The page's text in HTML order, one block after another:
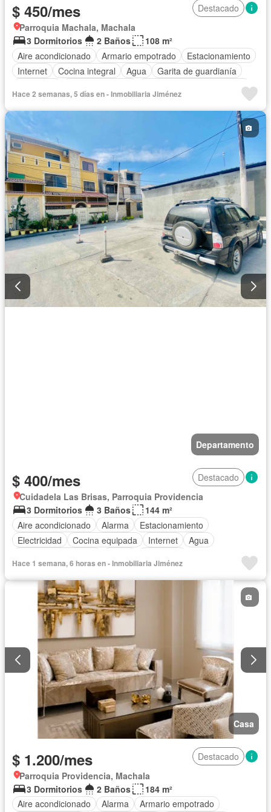
$ 450/mes
Destacado
Parroquia Machala, Machala
3 Dormitorios
2 Baños
108 m²
Aire acondicionado
Armario empotrado
Estacionamiento
Internet
Cocina integral Agua
Garita de guardianía
Completamente amoblado
Hace 2 semanas, 5 días en - Inmobiliaria Jiménez
Departamento
$ 400/mes
Destacado
Cuidadela Las Brisas, Parroquia Providencia
3 Dormitorios
3 Baños
144 m²
Aire acondicionado
Alarma
Estacionamiento
Electricidad
Cocina equipada Internet
Agua
Cancha de tenis
Completamente amoblado
Hace 1 semana, 6 horas en - Inmobiliaria Jiménez
Casa
$ 1.200/mes
Destacado
Parroquia Providencia, Machala
3 Dormitorios
2 Baños
184 m²
Aire acondicionado
Alarma
Armario empotrado